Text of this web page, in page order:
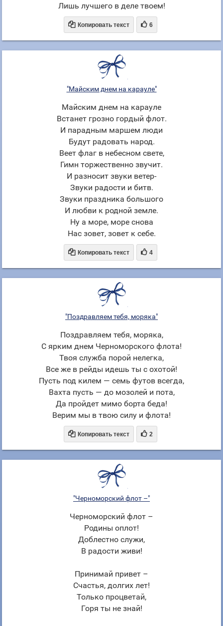
Лишь лучшего в деле твоем!
 Копировать текст  6
"Майским днем на карауле"
Майским днем на карауле
Встанет грозно гордый флот.
И парадным маршем люди
Будут радовать народ.
Веет флаг в небесном свете,
Гимн торжественно звучит.
И разносит звуки ветер-
Звуки радости и битв.
Звуки праздника большого
И любви к родной земле.
Ну а море, море снова
Нас зовет, зовет к себе.
 Копировать текст  4
"Поздравляем тебя, моряка"
Поздравляем тебя, моряка,
С ярким днем Черноморского флота!
Твоя служба порой нелегка,
Все же в рейды идешь ты с охотой!
Пусть под килем — семь футов всегда,
Вахта пусть — до мозолей и пота,
Да пройдет мимо борта беда!
Верим мы в твою силу и флота!
 Копировать текст  2
"Черноморский флот –"
Черноморский флот –
Родины оплот!
Доблестно служи,
В радости живи!
Принимай привет –
Счастья, долгих лет!
Только процветай,
Горя ты не знай!